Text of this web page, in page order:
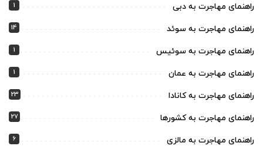
راهنمای مهاجرت به دبی 1
راهنمای مهاجرت به سوئد 14
راهنمای مهاجرت به سوئیس 1
راهنمای مهاجرت به عمان 1
راهنمای مهاجرت به کانادا 23
راهنمای مهاجرت به کشورها 27
راهنمای مهاجرت به مالزی 6